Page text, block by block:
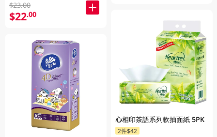
$23.00
$22.00
心相印茶語系列軟抽面紙 5PK
2件$42